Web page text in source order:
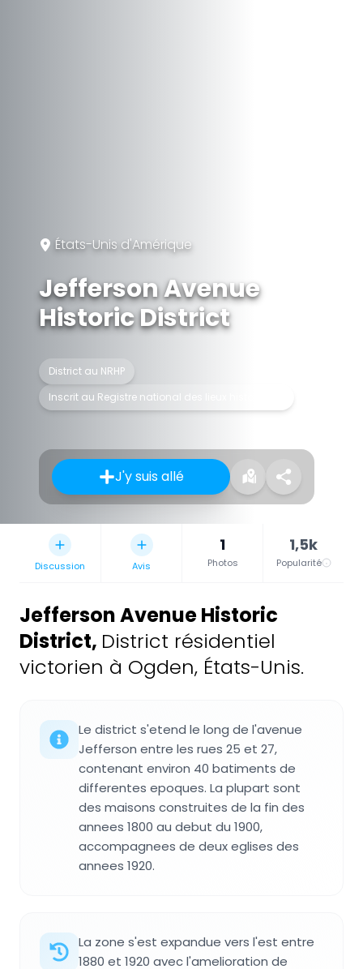
États-Unis d'Amérique
Jefferson Avenue
Historic District
District au NRHP
Inscrit au Registre national des lieux historiques
J'y suis allé
Discussion Avis
1
Photos
1,5k
Popularité
Jefferson Avenue Historic
District, District résidentiel
victorien à Ogden, États-Unis.
Le district s'etend le long de l'avenue
Jefferson entre les rues 25 et 27,
contenant environ 40 batiments de
differentes epoques. La plupart sont
des maisons construites de la fin des
annees 1800 au debut du 1900,
accompagnees de deux eglises des
annees 1920.
La zone s'est expandue vers l'est entre
1880 et 1920 avec l'amelioration de